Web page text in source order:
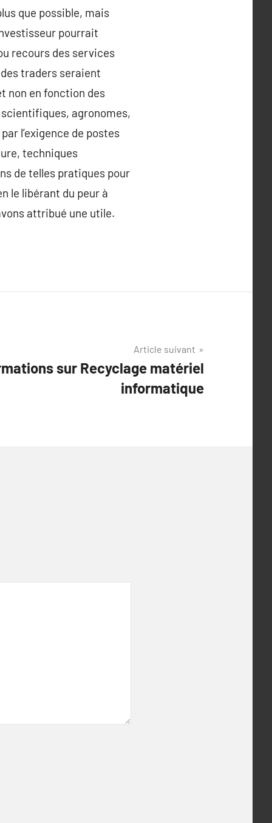
que possible, mais
pourrait
recours des services
traders seraient
non en fonction des
agronomes,
l’exigence de postes
techniques
de telles pratiques pour
le libérant du peur à
attribué une utile.
Article suivant
sur Recyclage matériel
informatique